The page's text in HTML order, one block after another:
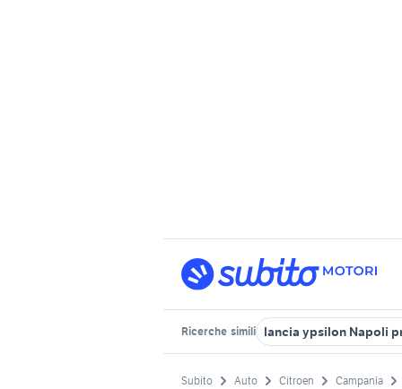
Ricerche simili lancia ypsilon Napoli
Subito Auto Citroen Campania